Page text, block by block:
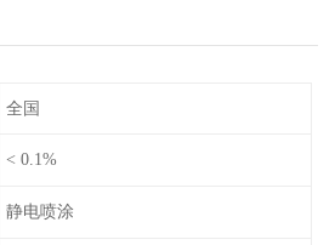
全国
< 0.1%
静电喷涂